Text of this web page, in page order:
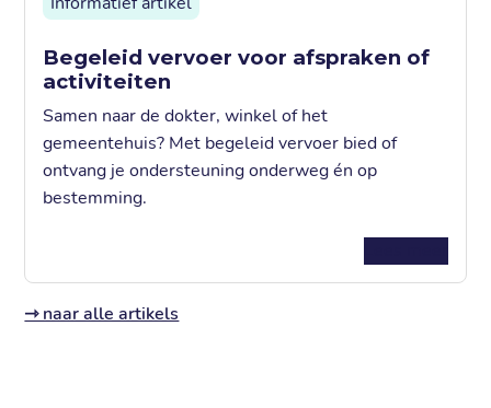
Begeleid vervoer voor afspraken of
activiteiten
Samen naar de dokter, winkel of het
gemeentehuis? Met begeleid vervoer bied of
ontvang je ondersteuning onderweg én op
bestemming.
⇾ naar alle artikels